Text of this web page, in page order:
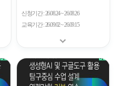
신청기간 26.08.24 ~ 26.08.26
교육기간 26.09.02 ~ 26.09.15